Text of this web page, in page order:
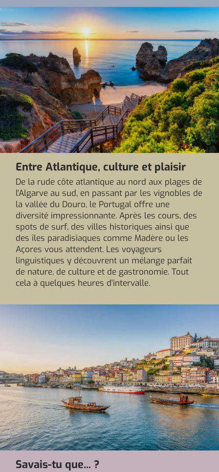
Entre Atlantique, culture et plaisir
De la rude côte atlantique au nord aux plages de
l'Algarve au sud, en passant par les vignobles de
la vallée du Douro, le Portugal offre une
diversité impressionnante. Après les cours, des
spots de surf, des villes historiques ainsi que
des îles paradisiaques comme Madère ou les
Açores vous attendent. Les voyageurs
linguistiques y découvrent un mélange parfait
de nature, de culture et de gastronomie. Tout
cela à quelques heures d'intervalle.
Savais-tu que... ?